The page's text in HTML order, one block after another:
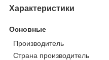
Характеристики
Основные
Производитель
Страна производитель